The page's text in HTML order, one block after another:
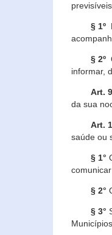
§ 1º
§ 2º
informar,
Art.
da sua
Art.
saúde ou
§ 1°
§ 2°
§ 3°